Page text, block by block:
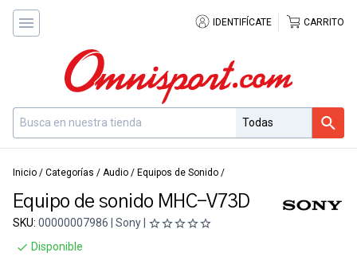
IDENTIFÍCATE CARRITO
Inicio / Categorías / Audio / Equipos de Sonido /
Equipo de sonido MHC-V73D
SKU: 00000007986 | Sony |
Disponible